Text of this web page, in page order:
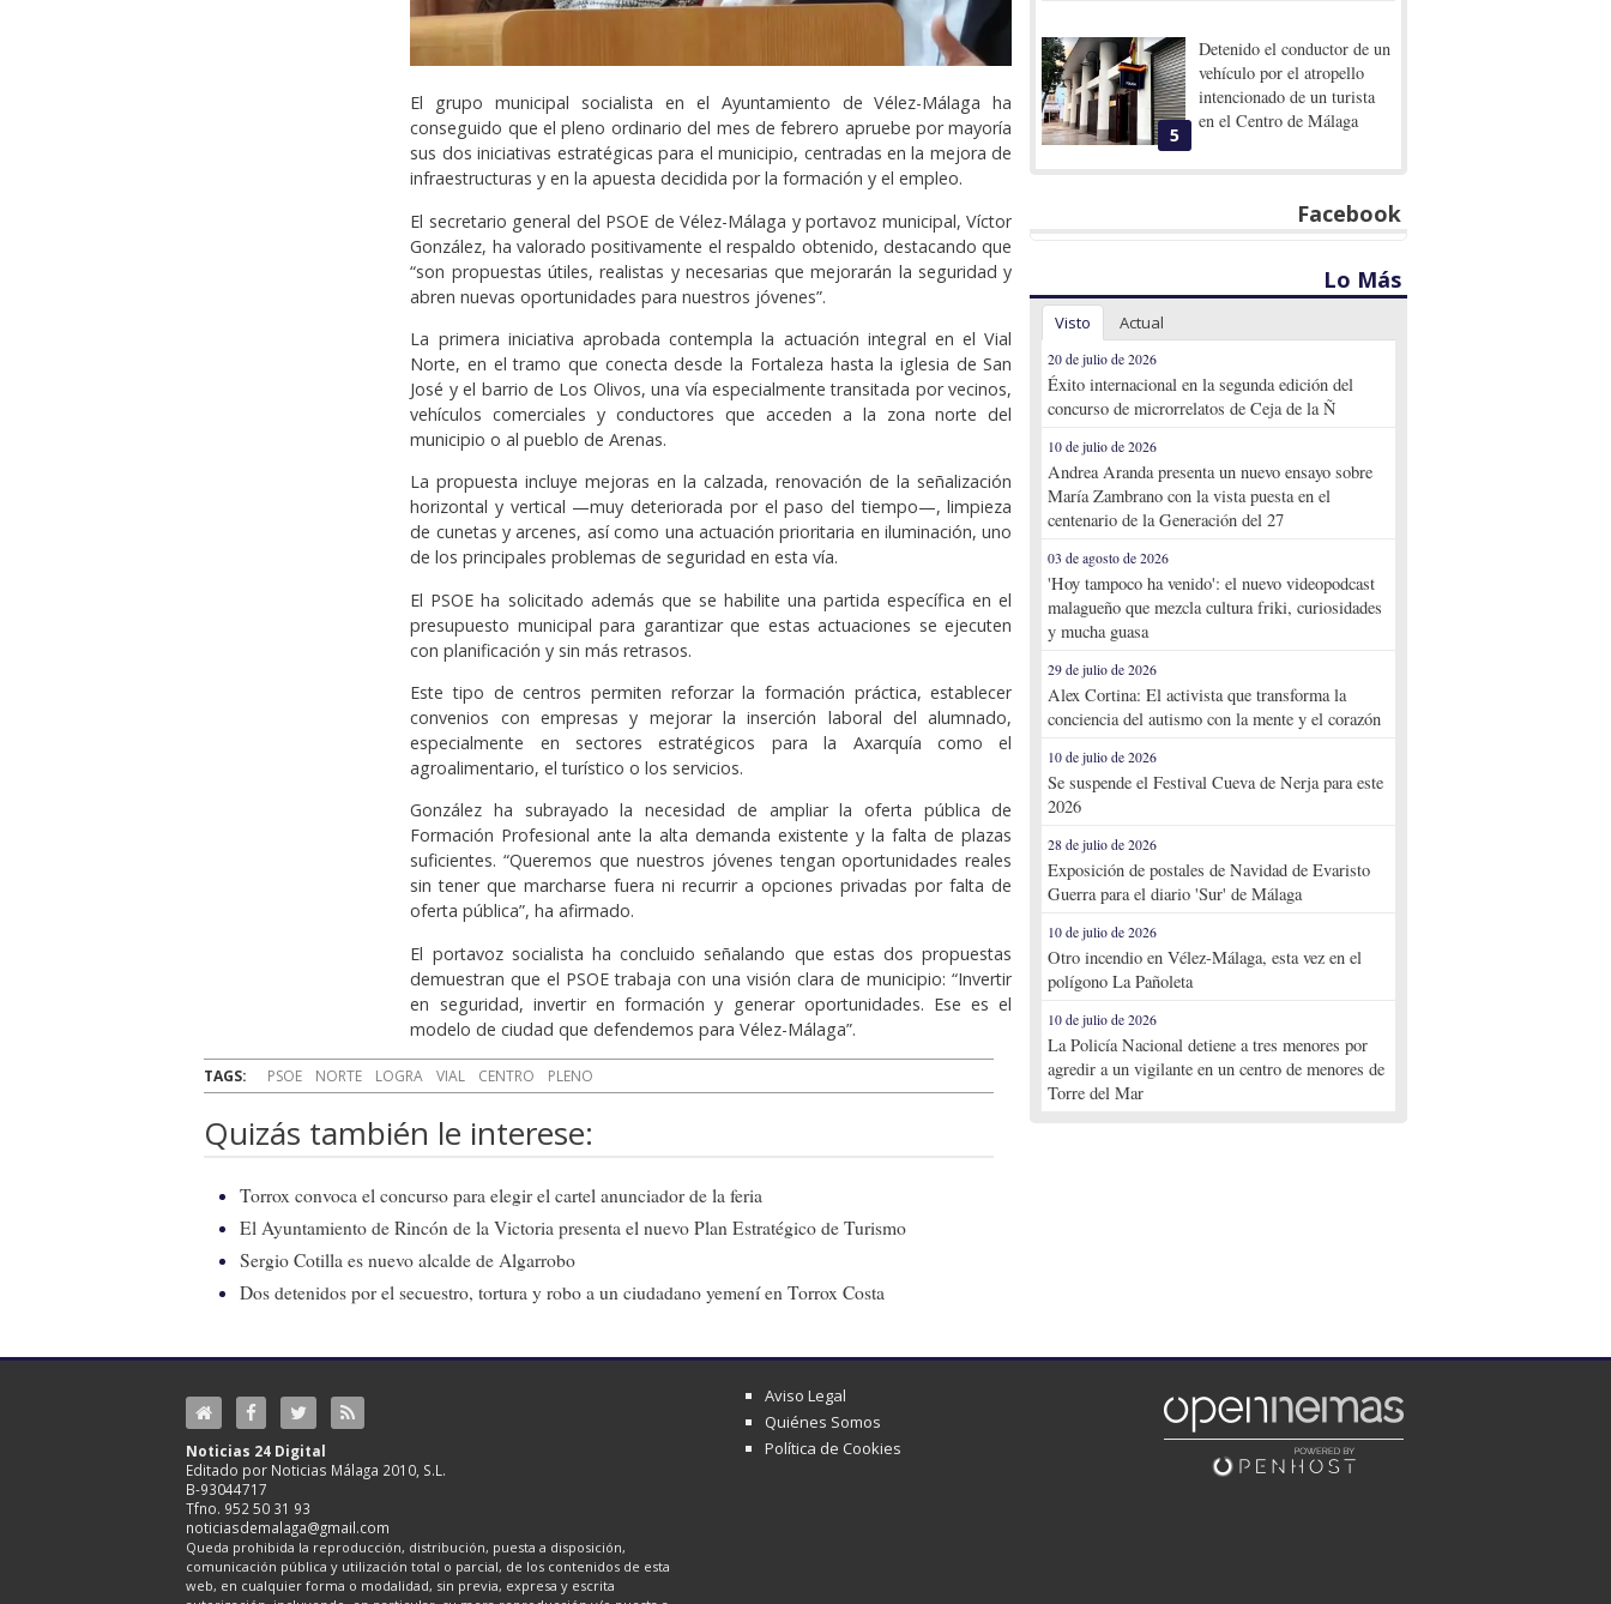
El grupo municipal socialista en el Ayuntamiento de Vélez-Málaga ha
conseguido que el pleno ordinario del mes de febrero apruebe por mayoría
sus dos iniciativas estratégicas para el municipio, centradas en la mejora de
infraestructuras y en la apuesta decidida por la formación y el empleo.
El secretario general del PSOE de Vélez-Málaga y portavoz municipal, Víctor
González, ha valorado positivamente el respaldo obtenido, destacando que
“son propuestas útiles, realistas y necesarias que mejorarán la seguridad y
abren nuevas oportunidades para nuestros jóvenes”.
La primera iniciativa aprobada contempla la actuación integral en el Vial
Norte, en el tramo que conecta desde la Fortaleza hasta la iglesia de San
José y el barrio de Los Olivos, una vía especialmente transitada por vecinos,
vehículos comerciales y conductores que acceden a la zona norte del
municipio o al pueblo de Arenas.
La propuesta incluye mejoras en la calzada, renovación de la señalización
horizontal y vertical —muy deteriorada por el paso del tiempo—, limpieza
de cunetas y arcenes, así como una actuación prioritaria en iluminación, uno
de los principales problemas de seguridad en esta vía.
El PSOE ha solicitado además que se habilite una partida específica en el
presupuesto municipal para garantizar que estas actuaciones se ejecuten
con planificación y sin más retrasos.
Este tipo de centros permiten reforzar la formación práctica, establecer
convenios con empresas y mejorar la inserción laboral del alumnado,
especialmente en sectores estratégicos para la Axarquía como el
agroalimentario, el turístico o los servicios.
González ha subrayado la necesidad de ampliar la oferta pública de
Formación Profesional ante la alta demanda existente y la falta de plazas
suficientes. “Queremos que nuestros jóvenes tengan oportunidades reales
sin tener que marcharse fuera ni recurrir a opciones privadas por falta de
oferta pública”, ha afirmado.
El portavoz socialista ha concluido señalando que estas dos propuestas
demuestran que el PSOE trabaja con una visión clara de municipio: “Invertir
en seguridad, invertir en formación y generar oportunidades. Ese es el
modelo de ciudad que defendemos para Vélez-Málaga”.
TAGS: PSOE NORTE LOGRA VIAL CENTRO PLENO
Quizás también le interese:
Torrox convoca el concurso para elegir el cartel anunciador de la feria
El Ayuntamiento de Rincón de la Victoria presenta el nuevo Plan Estratégico de Turismo
Sergio Cotilla es nuevo alcalde de Algarrobo
Dos detenidos por el secuestro, tortura y robo a un ciudadano yemení en Torrox Costa
5
Detenido el conductor de un
vehículo por el atropello
intencionado de un turista
en el Centro de Málaga
Facebook
Lo Más
Visto Actual
20 de julio de 2026
Éxito internacional en la segunda edición del
concurso de microrrelatos de Ceja de la Ñ
10 de julio de 2026
Andrea Aranda presenta un nuevo ensayo sobre
María Zambrano con la vista puesta en el
centenario de la Generación del 27
03 de agosto de 2026
'Hoy tampoco ha venido': el nuevo videopodcast
malagueño que mezcla cultura friki, curiosidades
y mucha guasa
29 de julio de 2026
Alex Cortina: El activista que transforma la
conciencia del autismo con la mente y el corazón
10 de julio de 2026
Se suspende el Festival Cueva de Nerja para este
2026
28 de julio de 2026
Exposición de postales de Navidad de Evaristo
Guerra para el diario 'Sur' de Málaga
10 de julio de 2026
Otro incendio en Vélez-Málaga, esta vez en el
polígono La Pañoleta
10 de julio de 2026
La Policía Nacional detiene a tres menores por
agredir a un vigilante en un centro de menores de
Torre del Mar
Noticias 24 Digital
Editado por Noticias Málaga 2010, S.L.
B-93044717
Tfno. 952 50 31 93
noticiasdemalaga@gmail.com
Queda prohibida la reproducción, distribución, puesta a disposición,
comunicación pública y utilización total o parcial, de los contenidos de esta
web, en cualquier forma o modalidad, sin previa, expresa y escrita
Aviso Legal
Quiénes Somos
Política de Cookies